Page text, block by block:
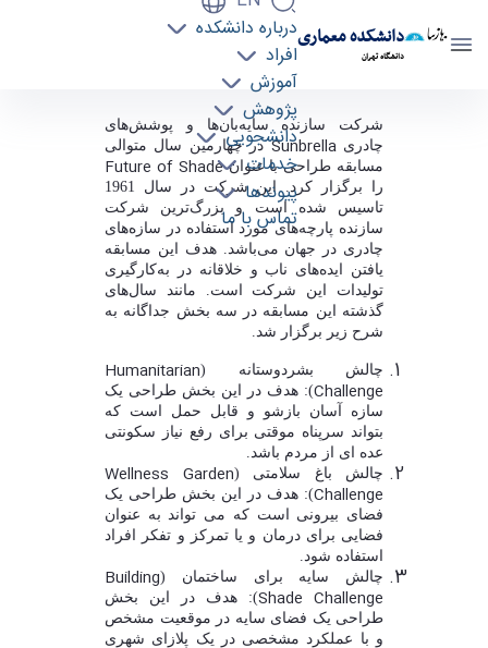
دانشکده معماری
دانشگاه تهران
درباره دانشکده
افراد
آموزش
پژوهش
دانشجویی
خدمات
پیوندها
تماس با ما
انتخاب طرح دانشجویان دانشکده معماری در
مسابقه "Future of Shade" - دانشکده معماری
شرکت سازنده سایهبانها و پوششهای
چادری Sunbrellaدر چهارمین سال متوالی
مسابقه طراحی با عنوانFuture of Shade
را برگزار کرد. این شرکت در سال 1961
تاسیس شده است و بزرگترین شرکت
سازنده پارچههای مورد استفاده در سازههای
چادری در جهان میباشد. هدف این مسابقه
یافتن ایدههای ناب و خلاقانه در بهکارگیری
تولیدات این شرکت است. مانند سالهای
گذشته این مسابقه در سه بخش جداگانه به
شرح زیر برگزار شد.
چالش بشردوستانه (Humanitarian
Challenge): هدف در این بخش طراحی یک
سازه آسان بازشو و قابل حمل است که
بتواند سرپناه موقتی برای رفع نیاز سکونتی
عده ای از مردم باشد.
چالش باغ سلامتی (Wellness Garden
Challenge): هدف در این بخش طراحی یک
فضای بیرونی است که می تواند به عنوان
فضایی برای درمان و یا تمرکز و تفکر افراد
استفاده شود.
چالش سایه برای ساختمان (Building
Shade Challenge): هدف در این بخش
طراحی یک فضای سایه در موقعیت مشخص
و با عملکرد مشخصی در یک پلازای شهری